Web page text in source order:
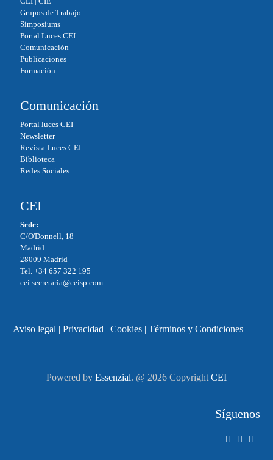
Grupos de Trabajo
Simposiums
Portal Luces CEI
Comunicación
Publicaciones
Formación
Comunicación
Portal luces CEI
Newsletter
Revista Luces CEI
Biblioteca
Redes Sociales
CEI
Sede:
C/O'Donnell, 18
Madrid
28009 Madrid
Tel. +34 657 322 195
cei.secretaria@ceisp.com
Aviso legal | Privacidad | Cookies| Términos y Condiciones
Powered by Essenzial. @ 2026 Copyright CEI
Síguenos